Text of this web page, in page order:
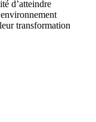
d’atteindre
transformation